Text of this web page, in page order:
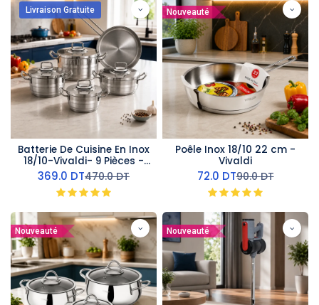
Livraison Gratuite
Batterie De Cuisine En Inox
18/10-Vivaldi- 9 Pièces -
Argent
369.0 DT470.0DT
Nouveauté
Poêle Inox 18/10 22 cm -
Vivaldi
72.0 DT90.0DT
Nouveauté Nouveauté